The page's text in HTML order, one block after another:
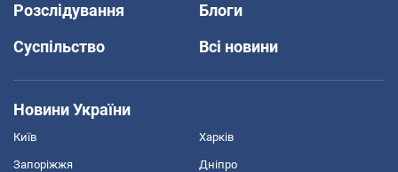
Розслідування
Блоги
Суспільство
Всі новини
Новини України
Київ Харків
Запоріжжя Дніпро